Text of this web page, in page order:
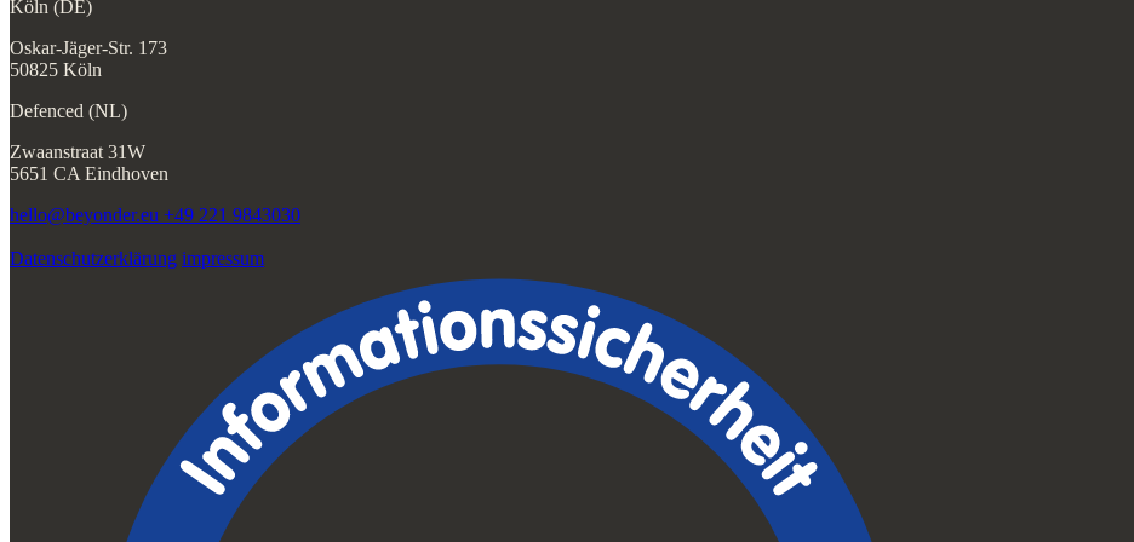
Köln (DE)
Oskar-Jäger-Str. 173
50825 Köln
Defenced (NL)
Zwaanstraat 31W
5651 CA Eindhoven
hello@beyonder.eu +49 221 9843030
Datenschutzerklärung impressum